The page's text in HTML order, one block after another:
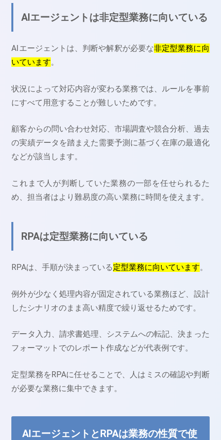
AIエージェントは非定型業務に向いている
AIエージェントは、判断や解釈が必要な非定型業務に向
いています。
状況によって対応内容が変わる業務では、ルールを事前
にすべて用意することが難しいためです。
顧客からの問い合わせ対応、市場調査や競合分析、過去
の実績データを踏まえた需要予測に基づく在庫の最適化
などが該当します。
これまで人が判断していた業務の一部を任せられるた
め、担当者はより難易度の高い業務に時間を使えます。
RPAは定型業務に向いている
RPAは、手順が決まっている定型業務に向いています。
例外が少なく処理内容が固定されている業務ほど、設計
したシナリオのまま高い精度で繰り返せるためです。
データ入力、請求書処理、システムへの転記、決まった
フォーマットでのレポート作成などが代表例です。
定型業務をRPAに任せることで、人はミスの確認や判断
が必要な業務に集中できます。
AIエージェントとRPAは業務の性質で使